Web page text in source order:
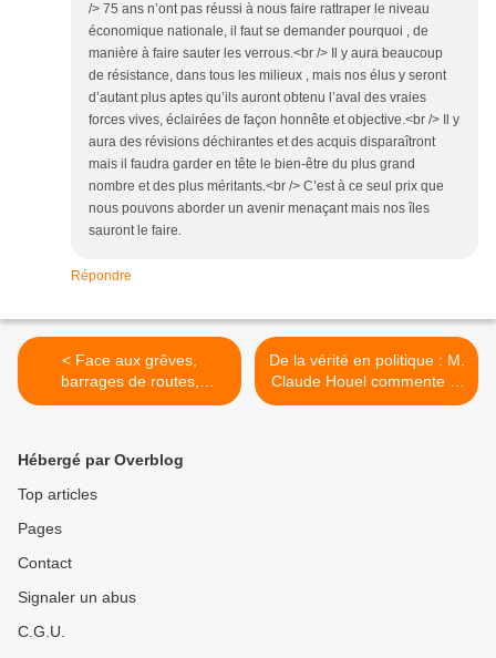
/> 75 ans n’ont pas réussi à nous faire rattraper le niveau
économique nationale, il faut se demander pourquoi , de
manière à faire sauter les verrous.<br /> Il y aura beaucoup
de résistance, dans tous les milieux , mais nos élus y seront
d’autant plus aptes qu’ils auront obtenu l’aval des vraies
forces vives, éclairées de façon honnête et objective.<br /> Il y
aura des révisions déchirantes et des acquis disparaîtront
mais il faudra garder en tête le bien-être du plus grand
nombre et des plus méritants.<br /> C’est à ce seul prix que
nous pouvons aborder un avenir menaçant mais nos îles
sauront le faire.
Répondre
< Face aux grêves,
barrages de routes,
atteintes à l'économie
Jocelyn Sapotille met les
choses au point.
De la vérité en politique : M.
Claude Houel commente le
récent article de Jean-Marie
Hébergé par Overblog
Top articles
Pages
Contact
Signaler un abus
C.G.U.